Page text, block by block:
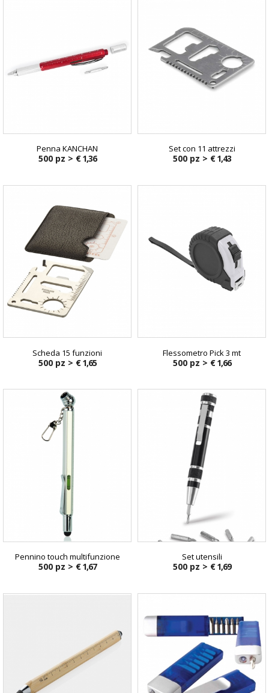
Penna KANCHAN
500 pz > € 1,36
Set con 11 attrezzi
500 pz > € 1,43
Scheda 15 funzioni
500 pz > € 1,65
Flessometro Pick 3 mt
500 pz > € 1,66
Pennino touch multifunzione
500 pz > € 1,67
Set utensili
500 pz > € 1,69